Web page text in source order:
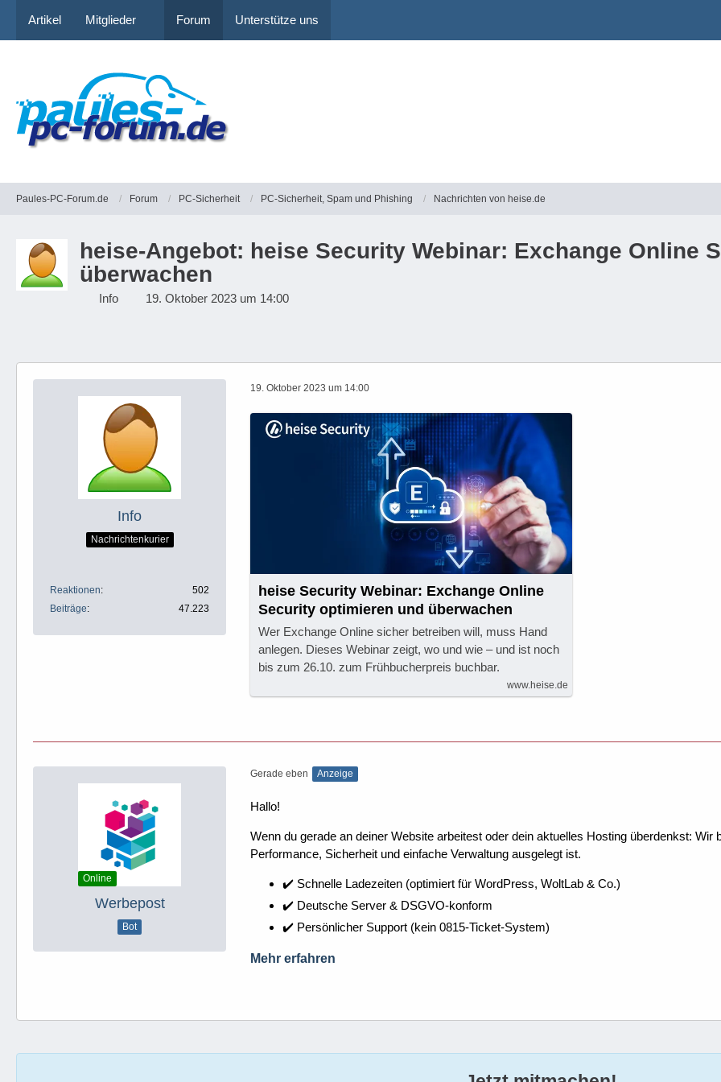
Artikel Mitglieder Forum Unterstütze uns
Paules-PC-Forum.de Forum PC-Sicherheit PC-Sicherheit, Spam und Phishing Nachrichten von heise.de
heise-Angebot: heise Security Webinar: Exchange Online
überwachen
Info 19. Oktober 2023 um 14:00
Info
Nachrichtenkurier
Reaktionen
502
Beiträge
47.223
19. Oktober 2023 um 14:00
heise Security Webinar: Exchange Online
Security optimieren und überwachen
Wer Exchange Online sicher betreiben will, muss Hand
anlegen. Dieses Webinar zeigt, wo und wie – und ist noch
bis zum 26.10. zum Frühbucherpreis buchbar.
www.heise.de
Online
Werbepost
Bot
Gerade eben Anzeige
Hallo!
Wenn du gerade an deiner Website arbeitest oder dein aktuelles Hosting überdenkst:
Performance, Sicherheit und einfache Verwaltung ausgelegt ist.
✔️ Schnelle Ladezeiten (optimiert für WordPress, WoltLab & Co.)
✔️ Deutsche Server & DSGVO-konform
✔️ Persönlicher Support (kein 0815-Ticket-System)
Mehr erfahren